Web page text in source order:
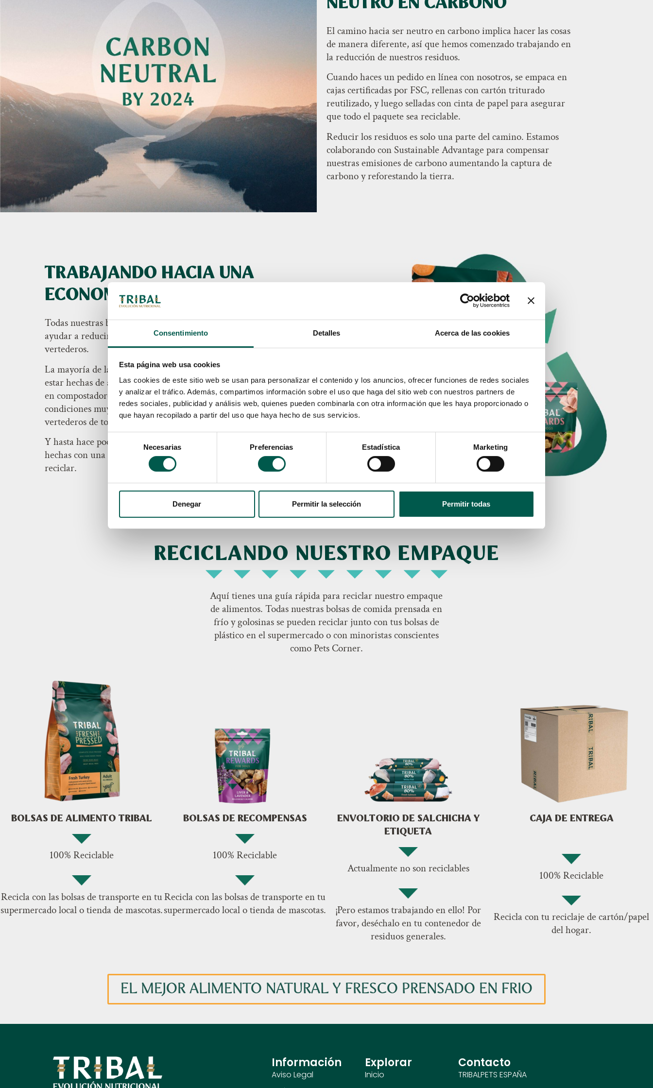
Consentimiento Detalles Acerca de las cookies
Esta página web usa cookies
Las cookies de este sitio web se usan para personalizar el contenido y los anuncios, ofrecer funciones de redes sociales
y analizar el tráfico. Además, compartimos información sobre el uso que haga del sitio web con nuestros partners de
redes sociales, publicidad y análisis web, quienes pueden combinarla con otra información que les haya proporcionado o
que hayan recopilado a partir del uso que haya hecho de sus servicios.
consentimiento
Necesarias Preferencias Estadística Marketing
Denegar Permitir la selección Permitir todas
El camino hacia ser neutro en carbono implica hacer las cosas
de manera diferente, así que hemos comenzado trabajando en
la reducción de nuestros residuos.
Cuando haces un pedido en línea con nosotros, se empaca en
cajas certificadas por FSC, rellenas con cartón triturado
reutilizado, y luego selladas con cinta de papel para asegurar
que todo el paquete sea reciclable.
Reducir los residuos es solo una parte del camino. Estamos
colaborando con Sustainable Advantage para compensar
nuestras emisiones de carbono aumentando la captura de
carbono y reforestando la tierra.
TRABAJANDO HACIA UNA
ECONOMÍA CIRCULAR
Todas nuestras bolsas son 100% reciclables y reutilizables para
ayudar a reducir la cantidad de residuos que terminan en
vertederos.
La mayoría de las bolsas compostables y biodegradables suelen
estar hechas de almidón de papa o maíz. Solo son compostables
en compostadores industriales especiales y requieren
condiciones muy específicas, por lo que muchas terminan en
vertederos de todos modos.
Y hasta hace poco, las bolsas de comida para mascotas estaban
hechas con una capa metálica, lo que las hacía imposibles de
reciclar.
RECICLANDO NUESTRO EMPAQUE
Aquí tienes una guía rápida para reciclar nuestro empaque
de alimentos. Todas nuestras bolsas de comida prensada en
frío y golosinas se pueden reciclar junto con tus bolsas de
plástico en el supermercado o con minoristas conscientes
como Pets Corner.
BOLSAS DE ALIMENTO TRIBAL
100% Reciclable
Recicla con las bolsas de transporte en tu
supermercado local o tienda de mascotas.
BOLSAS DE RECOMPENSAS
100% Reciclable
Recicla con las bolsas de transporte en tu
supermercado local o tienda de mascotas.
ENVOLTORIO DE SALCHICHA Y
ETIQUETA
Actualmente no son reciclables
¡Pero estamos trabajando en ello! Por
favor, deséchalo en tu contenedor de
residuos generales.
CAJA DE ENTREGA
100% Reciclable
Recicla con tu reciclaje de cartón/papel
del hogar.
EL MEJOR ALIMENTO NATURAL Y FRESCO PRENSADO EN FRIO
Información
Aviso Legal
Explorar
Inicio
Contacto
TRIBALPETS ESPAÑA